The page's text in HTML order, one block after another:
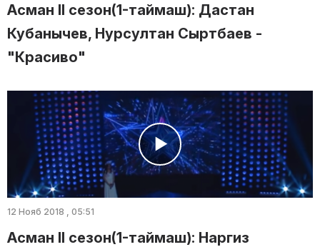
Асман II сезон(1-таймаш): Дастан
Кубанычев, Нурсултан Сыртбаев -
"Красиво"
12 Нояб 2018 , 05:51
Асман II сезон(1-таймаш): Наргиз